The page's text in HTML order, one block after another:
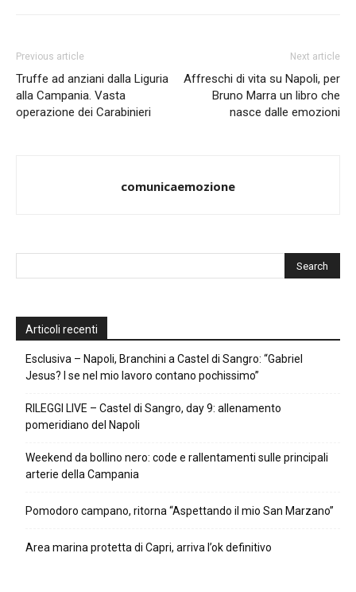
Previous article
Truffe ad anziani dalla Liguria
alla Campania. Vasta
operazione dei Carabinieri
Next article
Affreschi di vita su Napoli, per
Bruno Marra un libro che
nasce dalle emozioni
comunicaemozione
Articoli recenti
Esclusiva – Napoli, Branchini a Castel di Sangro: “Gabriel
Jesus? I se nel mio lavoro contano pochissimo”
RILEGGI LIVE – Castel di Sangro, day 9: allenamento
pomeridiano del Napoli
Weekend da bollino nero: code e rallentamenti sulle principali
arterie della Campania
Pomodoro campano, ritorna “Aspettando il mio San Marzano”
Area marina protetta di Capri, arriva l’ok definitivo